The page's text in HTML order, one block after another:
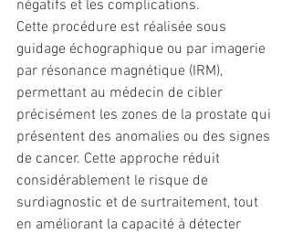
négatifs et les complications.
Cette procédure est réalisée sous
guidage échographique ou par imagerie
par résonance magnétique (IRM),
permettant au médecin de cibler
précisément les zones de la prostate qui
présentent des anomalies ou des signes
de cancer. Cette approche réduit
considérablement le risque de
surdiagnostic et de surtraitement, tout
en améliorant la capacité à détecter